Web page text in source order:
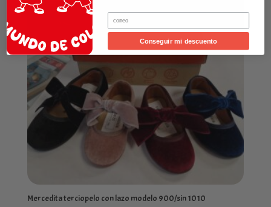
Mercedita terciopelo con lazo modelo 900/sin 1010
Email
Conseguir mi descuento